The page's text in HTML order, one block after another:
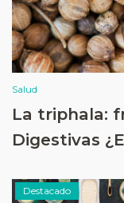
Salud
La triphala:
Digestivas
Destacado